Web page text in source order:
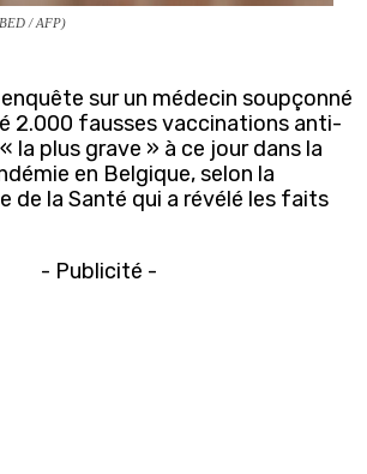
/ AFP)
sur un médecin soupçonné
2.000 fausses vaccinations anti-
la plus grave » à ce jour dans la
en Belgique, selon la
de la Santé qui a révélé les faits
- Publicité -